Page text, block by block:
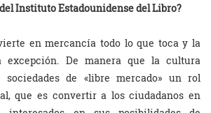
Instituto Estadounidense del Libro?
en mercancía todo lo que toca y la
De manera que la cultura
sociedades de «libre mercado» un rol
que es convertir a los ciudadanos en